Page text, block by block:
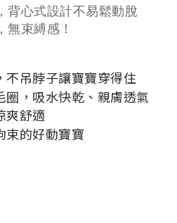
背心式設計不易鬆動脫
束縛感！
不吊脖子讓寶寶穿得住
圈，吸水快乾、親膚透氣
爽舒適
束的好動寶寶